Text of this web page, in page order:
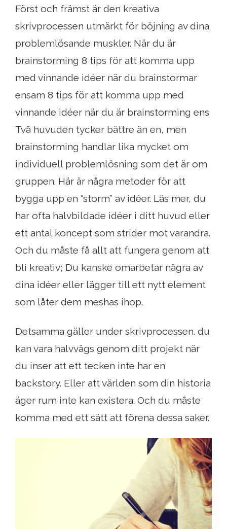
Först och främst är den kreativa
skrivprocessen utmärkt för böjning av dina
problemlösande muskler. När du är
brainstorming 8 tips för att komma upp
med vinnande idéer när du brainstormar
ensam 8 tips för att komma upp med
vinnande idéer när du är brainstorming ens
Två huvuden tycker bättre än en, men
brainstorming handlar lika mycket om
individuell problemlösning som det är om
gruppen. Här är några metoder för att
bygga upp en “storm” av idéer. Läs mer, du
har ofta halvbildade idéer i ditt huvud eller
ett antal koncept som strider mot varandra.
Och du måste få allt att fungera genom att
bli kreativ; Du kanske omarbetar några av
dina idéer eller lägger till ett nytt element
som låter dem meshas ihop.
Detsamma gäller under skrivprocessen. du
kan vara halvvägs genom ditt projekt när
du inser att ett tecken inte har en
backstory. Eller att världen som din historia
äger rum inte kan existera. Och du måste
komma med ett sätt att förena dessa saker.